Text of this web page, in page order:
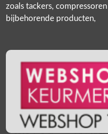
zoals tackers,
bijbehorende producten,